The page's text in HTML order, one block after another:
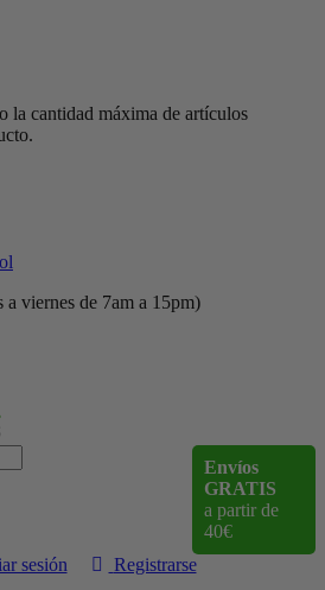
la cantidad máxima de artículos
a viernes de 7am a 15pm)
Envíos
GRATIS
a partir de
40€
sesión
Registrarse